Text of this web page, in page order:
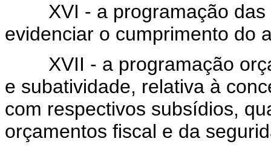
XVI - a programação das
evidenciar o cumprimento do
XVII - a programação
e subatividade, relativa à
com respectivos subsídios,
orçamentos fiscal e da